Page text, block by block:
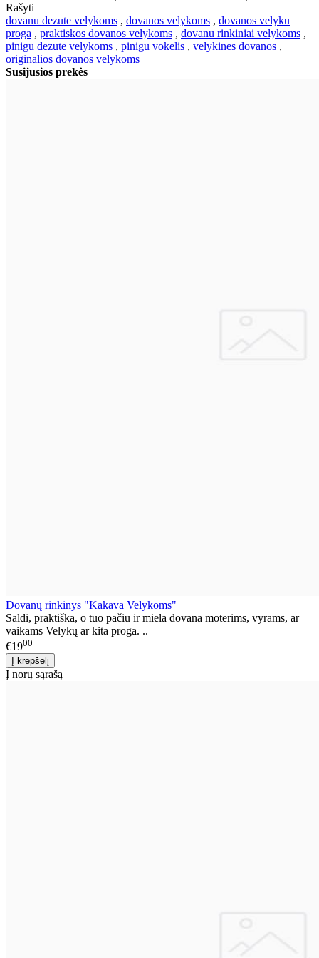
Rašyti
dovanu dezute velykoms , dovanos velykoms , dovanos velyku
proga , praktiskos dovanos velykoms , dovanu rinkiniai velykoms ,
pinigu dezute velykoms , pinigu vokelis , velykines dovanos ,
originalios dovanos velykoms
Susijusios prekės
Dovanų rinkinys "Kakava Velykoms"
Saldi, praktiška, o tuo pačiu ir miela dovana moterims, vyrams, ar
vaikams Velykų ar kita proga. ..
€1900
Į norų sąrašą